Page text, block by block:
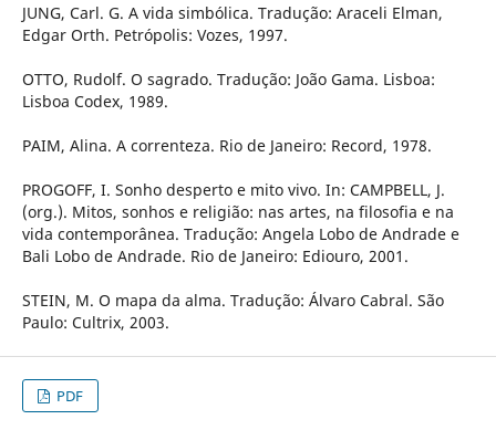
JUNG, Carl. G. A vida simbólica. Tradução: Araceli Elman,
Edgar Orth. Petrópolis: Vozes, 1997.
OTTO, Rudolf. O sagrado. Tradução: João Gama. Lisboa:
Lisboa Codex, 1989.
PAIM, Alina. A correnteza. Rio de Janeiro: Record, 1978.
PROGOFF, I. Sonho desperto e mito vivo. In: CAMPBELL, J.
(org.). Mitos, sonhos e religião: nas artes, na filosofia e na
vida contemporânea. Tradução: Angela Lobo de Andrade e
Bali Lobo de Andrade. Rio de Janeiro: Ediouro, 2001.
STEIN, M. O mapa da alma. Tradução: Álvaro Cabral. São
Paulo: Cultrix, 2003.
PDF